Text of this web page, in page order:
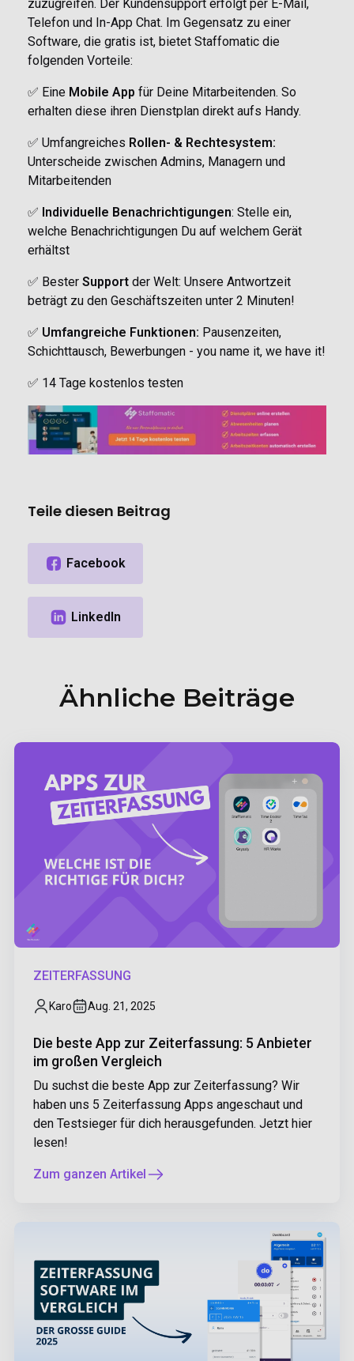
zuzugreifen. Der Kundensupport erfolgt per E-Mail,
Telefon und In-App Chat. Im Gegensatz zu einer
Software, die gratis ist, bietet Staffomatic die
folgenden Vorteile:
✅ Eine Mobile App für Deine Mitarbeitenden. So
erhalten diese ihren Dienstplan direkt aufs Handy.
✅ Umfangreiches Rollen- & Rechtesystem:
Unterscheide zwischen Admins, Managern und
Mitarbeitenden
✅ Individuelle Benachrichtigungen: Stelle ein,
welche Benachrichtigungen Du auf welchem Gerät
erhältst
✅ Bester Supportder Welt: Unsere Antwortzeit
beträgt zu den Geschäftszeiten unter 2 Minuten!
✅ Umfangreiche Funktionen: Pausenzeiten,
Schichttausch, Bewerbungen - you name it, we have it!
✅ 14 Tage kostenlos testen
Teile diesen Beitrag
Ähnliche Beiträge
ZEITERFASSUNG
Karo Aug. 21, 2025
Die beste App zur Zeiterfassung: 5 Anbieter
im großen Vergleich
Du suchst die beste App zur Zeiterfassung? Wir
haben uns 5 Zeiterfassung Apps angeschaut und
den Testsieger für dich herausgefunden. Jetzt hier
lesen!
Zum ganzen Artikel